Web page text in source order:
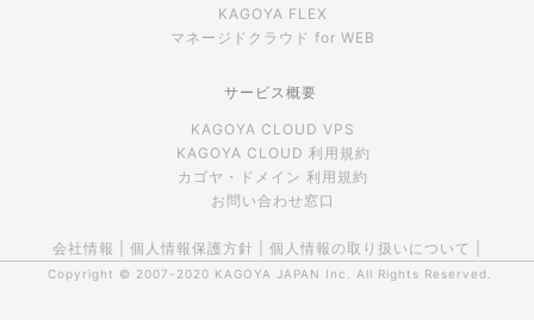
KAGOYA FLEX
マネージドクラウド for WEB
サービス概要
KAGOYA CLOUD VPS
KAGOYA CLOUD 利用規約
カゴヤ・ドメイン 利用規約
お問い合わせ窓口
会社情報 個人情報保護方針 個人情報の取り扱いについて
Copyright © 2007-2020 KAGOYA JAPAN Inc. All Rights Reserved.